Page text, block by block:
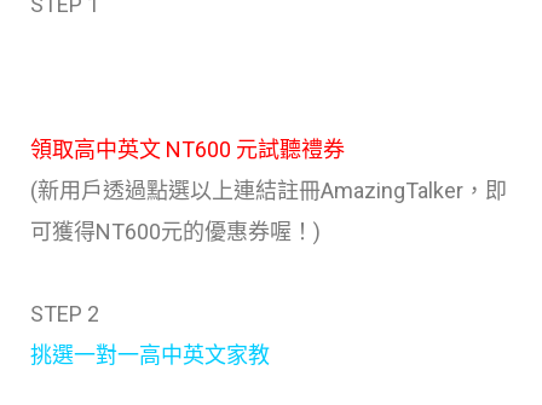
領取高中英文 NT600 元試聽禮券
(新用戶透過點選以上連結註冊AmazingTalker，即
可獲得NT600元的優惠券喔！)
STEP 2
挑選一對一高中英文家教